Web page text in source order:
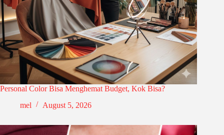
Personal Color Bisa Menghemat Budget, Kok Bisa?
mel
August 5, 2026